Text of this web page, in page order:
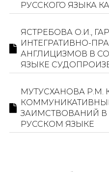
РУССКОГО ЯЗЫКА
ЯСТРЕБОВА О.И.,
ИНТЕГРАТИВНО-
АНГЛИЦИЗМОВ В
ЯЗЫКЕ
МУТУСХАНОВА Р.М.
ЗАИМСТВОВАНИЙ
РУССКОМ ЯЗЫКЕ